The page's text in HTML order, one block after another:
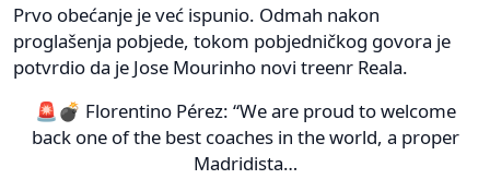
Prvo obećanje je već ispunio. Odmah nakon
proglašenja pobjede, tokom pobjedničkog govora je
potvrdio da je Jose Mourinho novi treenr Reala.
🚨💣 Florentino Pérez: “We are proud to welcome
back one of the best coaches in the world, a proper
Madridista…